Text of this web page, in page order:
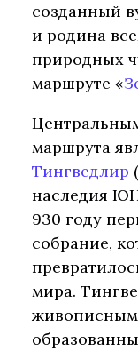
созданный
и родина
природных
маршруте «
маршрута
Тингведлир
наследия
930 году
собрание,
мира.